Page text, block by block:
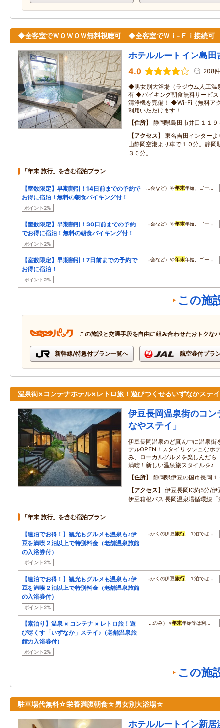
◆全客室でＷＯＷＯＷ無料視聴可 ◆全客室でＷｉ-Ｆｉ接続可
ホテルルートイン島田
4.0 208件
◆男女別大浴場（ラジウム人工温
有 ◆バイキング朝食無料サービ
清浄機を完備！ ◆Wi-Fi（無料ア
利用いただけます！
住所
静岡県島田市井口１１９
アクセス
東名吉田インター
山静岡空港より車で１０分。静岡
３０分。
「年末 旅行」を含む宿泊プラン
【室数限定】早期割引！14日前までの予約で
お得に宿泊！無料の朝食バイキング付！
ポイント2%
…会など）や年末年始、ゴー…
【室数限定】早期割引！30日前までの予約
でお得に宿泊！無料の朝食バイキング付！
ポイント2%
…会など）や年末年始、ゴー…
【室数限定】早期割引！7日前までの予約で
お得に宿泊！
ポイント2%
…会など）や年末年始、ゴー…
この施
この施設と交通手段を自由に組み合わせたおトクな
新幹線/特急付プラン一覧へ 航空券付プラ
温泉街×コンテナホテル×レトロ旅！遊びつくせるいずなかステ
伊豆長岡温泉街のコン
なやステイ」
伊豆長岡温泉のど真ん中に温泉街
テルOPEN！スタイリッシュなホ
み、ローカルグルメを楽しんだら
満喫！新しい温泉旅スタイルを♪
住所
静岡県伊豆の国市長岡１
アクセス
伊豆長岡IC約5分/伊
伊豆箱根バス 長岡温泉場循環線
「年末 旅行」を含む宿泊プラン
【連泊でお得！】観光もグルメも温泉も♪伊
豆を満喫２泊以上で特別料金（老舗温泉旅館
の入浴券付）
ポイント2%
…かくの伊豆旅行、１泊では…
【連泊でお得！】観光もグルメも温泉も♪伊
豆を満喫２泊以上で特別料金（老舗温泉旅館
の入浴券付）
ポイント2%
…かくの伊豆旅行、１泊では…
【素泊り】温泉 × コンテナ × レトロ旅！遊
び尽くす「いずなか」ステイ♪（老舗温泉旅
館の入浴券付）
ポイント2%
…のみ） ※年末年始等は利…
この施
駐車場代無料☆栄養満腹朝食☆男女別大浴場☆
ホテルルートイン新居